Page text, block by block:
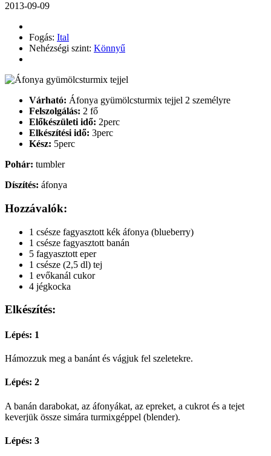
2013-09-09
Fogás: Ital
Nehézségi szint: Könnyű
Várható: Áfonya gyümölcsturmix tejjel 2 személyre
Felszolgálás: 2 fő
Előkészületi idő: 2perc
Elkészítési idő: 3perc
Kész: 5perc
Pohár: tumbler
Díszítés: áfonya
Hozzávalók:
1 csésze fagyasztott kék áfonya (blueberry)
1 csésze fagyasztott banán
5 fagyasztott eper
1 csésze (2,5 dl) tej
1 evőkanál cukor
4 jégkocka
Elkészítés:
Lépés: 1
Hámozzuk meg a banánt és vágjuk fel szeletekre.
Lépés: 2
A banán darabokat, az áfonyákat, az epreket, a cukrot és a tejet
keverjük össze simára turmixgéppel (blender).
Lépés: 3